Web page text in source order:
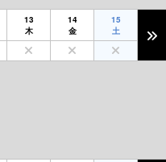
13
木
14
金
15
土